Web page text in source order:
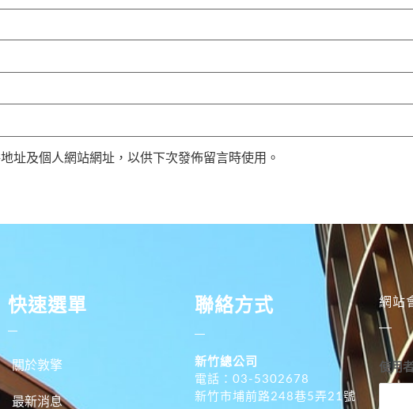
址及個人網站網址，以供下次發佈留言時使用。
快速選單
關於敦擎
最新消息
聯絡方式
新竹總公司
電話：03-5302678
新竹市埔前路248巷5弄21號
網站
使用